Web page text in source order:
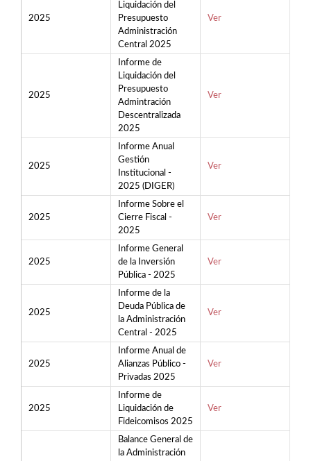
2025
Liquidación del
Presupuesto
Administración
Central 2025
Ver
2025
Informe de
Liquidación del
Presupuesto
Admintración
Descentralizada
2025
Ver
2025
Informe Anual
Gestión
Institucional -
2025 (DIGER)
Ver
2025
Informe Sobre el
Cierre Fiscal -
2025
Ver
2025
Informe General
de la Inversión
Pública - 2025
Ver
2025
Informe de la
Deuda Pública de
la Administración
Central - 2025
Ver
2025
Informe Anual de
Alianzas Público -
Privadas 2025
Ver
2025
Informe de
Liquidación de
Fideicomisos 2025
Ver
Balance General de
la Administración